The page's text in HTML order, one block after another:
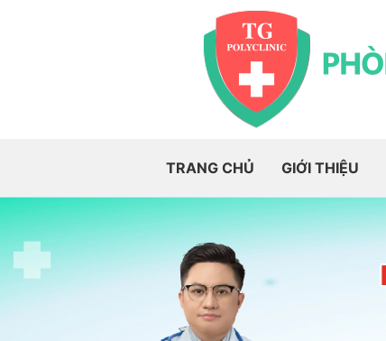
TRANG CHỦ GIỚI THIỆU